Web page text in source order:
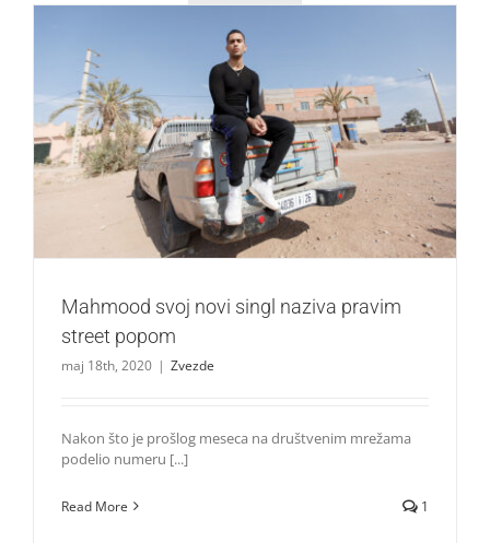
Mahmood svoj novi singl naziva pravim street popom
Zvezde
Mahmood svoj novi singl naziva pravim
street popom
maj 18th, 2020 | Zvezde
Nakon što je prošlog meseca na društvenim mrežama
podelio numeru [...]
Read More 1